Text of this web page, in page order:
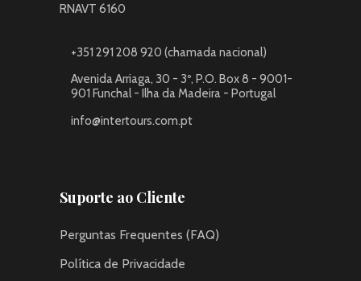
RNAVT 6160
+351 291 208 920 (chamada nacional)
Avenida Arriaga, 30 - 3º, P.O. Box 8 - 9001-
901 Funchal - Ilha da Madeira - Portugal
info@intertours.com.pt
Suporte ao Cliente
Perguntas Frequentes (FAQ)
Política de Privacidade